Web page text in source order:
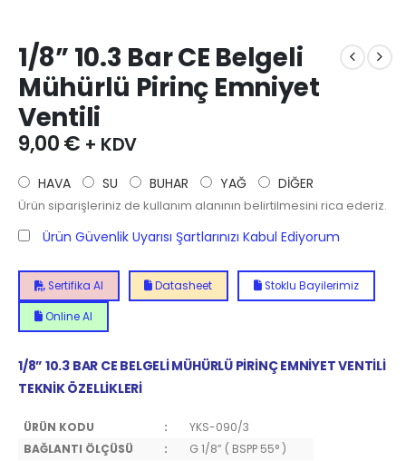
1/8” 10.3 Bar CE Belgeli
Mühürlü Pirinç Emniyet
Ventili
9,00€ + KDV
HAVA SU BUHAR YAĞ DİĞER
Ürün siparişleriniz de kullanım alanının belirtilmesini rica ederiz.
Ürün Güvenlik Uyarısı Şartlarınızı Kabul Ediyorum
Sertifika Al Datasheet Stoklu Bayilerimiz
Online Al
1/8” 10.3 BAR CE BELGELİ MÜHÜRLÜ PİRİNÇ EMNİYET VENTİLİ
TEKNİK ÖZELLİKLERİ
ÜRÜN KODU :
YKS-090/3
BAĞLANTI ÖLÇÜSÜ
:
G 1/8” ( BSPP 55° )